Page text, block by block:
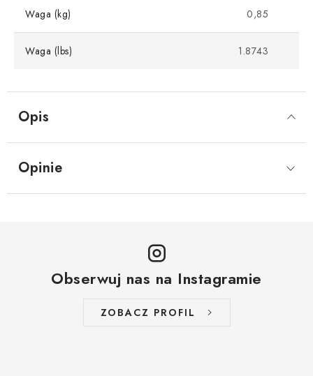
Opis
Waga (kg) 0,85
Waga (lbs) 1.8743
Opinie
Obserwuj nas na Instagramie
ZOBACZ PROFIL